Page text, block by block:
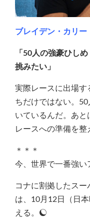
ブレイデン・カリー
「50人の強豪ひし
挑みたい」
実際レースに出場す
ちだけではない。
いているんだ。あと
レースへの準備を整
＊＊＊
今、世界で一番強い
コナに割拠したス
は、10月12日（日
える。